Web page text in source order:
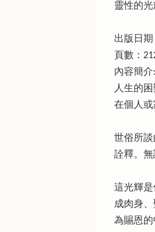
靈性的光
出版日期
頁數：
內容簡介:
人生的
在個人
世俗所
詮釋。
這光輝
成肉身
為賜恩的